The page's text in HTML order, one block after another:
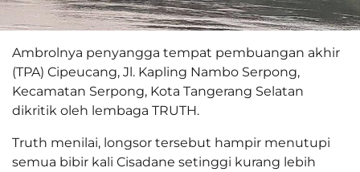
Ambrolnya penyangga tempat pembuangan akhir
(TPA) Cipeucang, Jl. Kapling Nambo Serpong,
Kecamatan Serpong, Kota Tangerang Selatan
dikritik oleh lembaga TRUTH.
Truth menilai, longsor tersebut hampir menutupi
semua bibir kali Cisadane setinggi kurang lebih